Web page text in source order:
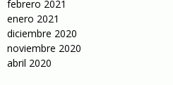
febrero 2021
enero 2021
diciembre 2020
noviembre 2020
abril 2020